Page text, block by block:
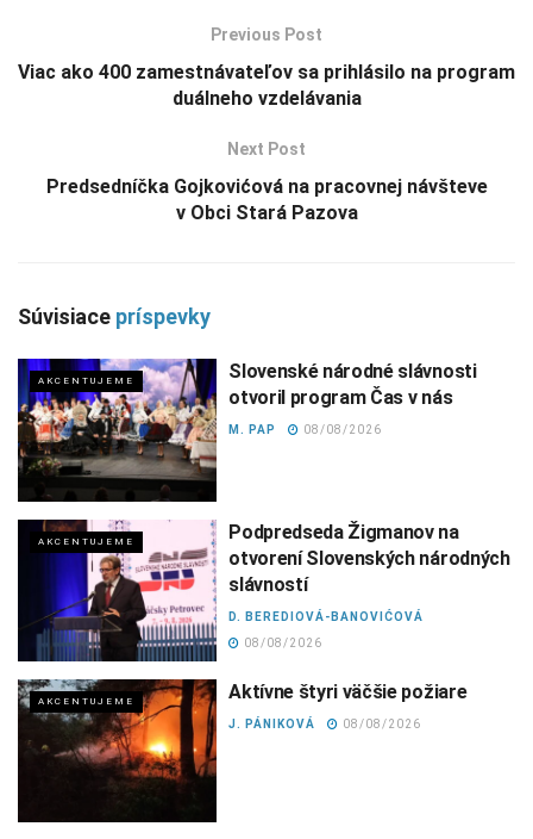
Previous Post
Viac ako 400 zamestnávateľov sa prihlásilo na program
duálneho vzdelávania
Next Post
Predsedníčka Gojkovićová na pracovnej návšteve
v Obci Stará Pazova
Súvisiace príspevky
AKCENTUJEME
Slovenské národné slávnosti
otvoril program Čas v nás
M. PAP 08/08/2026
AKCENTUJEME
Podpredseda Žigmanov na
otvorení Slovenských národných
slávností
D. BEREDIOVÁ-BANOVIĆOVÁ
08/08/2026
AKCENTUJEME Aktívne štyri väčšie požiare
J. PÁNIKOVÁ 08/08/2026